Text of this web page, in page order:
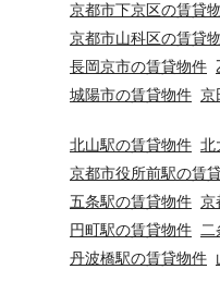
京都市下京区の賃貸
京都市山科区の賃貸
長岡京市の賃貸物件
城陽市の賃貸物件 京
北山駅の賃貸物件 北
京都市役所前駅の賃
五条駅の賃貸物件 京
円町駅の賃貸物件
丹波橋駅の賃貸物件